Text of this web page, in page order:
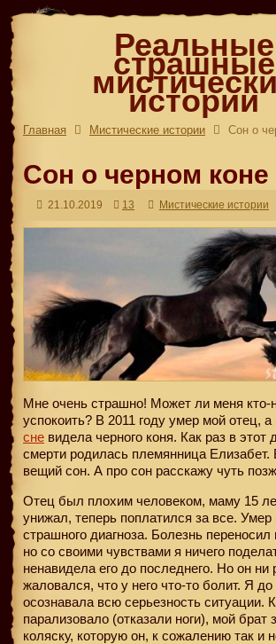
Реальные
страшные
истории
Главная Мистические истории Сон о
Сон о черном коне
21.10.2019 13 Мистические истории
Мне очень страшно! Может ли меня кто-
успокоить? В 2011 году умер мой отец,
сне видела черного коня. Как раз в этот
смерти родилась племянница Елизабет.
вещий сон. А про сон расскажу чуть
Отец был плохим человеком, маму 15
унижал, теперь поплатился за все. Умер
страшного диагноза. Болезнь
но со своими чувствами я ничего
ненавидела его до последнего. Но он ни
жаловался, что у него что-то болит. Я до
осознавала всю серьезность ситуации.
парализовало (отказали ноги), мой брат
коляску, которую он, к сожалению так и